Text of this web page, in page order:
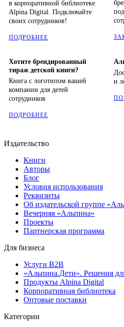
в корпоративной библиотеке
Alpina Digital. Подключайте
своих сотрудников!
ПОДРОБНЕЕ
Хотите брендированный
тираж детской книги?
Книга с логотипом вашей
компании для детей
сотрудников
ПОДРОБНЕЕ
и
Издательство
Книги
Авторы
Блог
Условия использования
Реквизиты
Об издательской группе
Вечерняя «Альпина»
Проекты
Партнерская программа
Для бизнеса
Услуги B2B
«Альпина.Дети». Решения
Продукты Alpina Digital
Корпоративная библиотека
Оптовые поставки
Категории